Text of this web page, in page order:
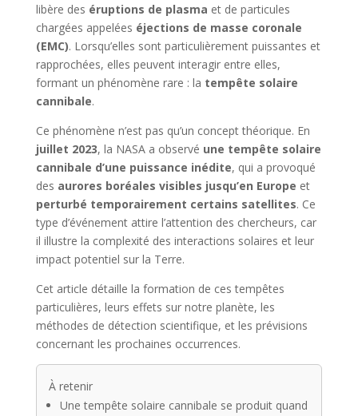
libère des éruptions de plasma et de particules
chargées appelées éjections de masse coronale
(EMC). Lorsqu’elles sont particulièrement puissantes et
rapprochées, elles peuvent interagir entre elles,
formant un phénomène rare : la tempête solaire
cannibale.
Ce phénomène n’est pas qu’un concept théorique. En
juillet 2023, la NASA a observé une tempête solaire
cannibale d’une puissance inédite, qui a provoqué
des aurores boréales visibles jusqu’en Europe et
perturbé temporairement certains satellites. Ce
type d’événement attire l’attention des chercheurs, car
il illustre la complexité des interactions solaires et leur
impact potentiel sur la Terre.
Cet article détaille la formation de ces tempêtes
particulières, leurs effets sur notre planète, les
méthodes de détection scientifique, et les prévisions
concernant les prochaines occurrences.
À retenir
Une tempête solaire cannibale se produit quand